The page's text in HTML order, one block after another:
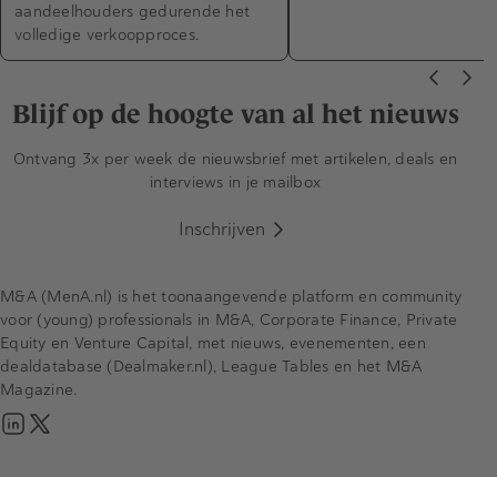
aandeelhouders gedurende het
volledige verkoopproces.
Blijf op de hoogte van al het nieuws
Ontvang 3x per week de nieuwsbrief met artikelen, deals en
interviews in je mailbox
Inschrijven
M&A (MenA.nl) is het toonaangevende platform en community
voor (young) professionals in M&A, Corporate Finance, Private
Equity en Venture Capital, met nieuws, evenementen, een
dealdatabase (Dealmaker.nl), League Tables en het M&A
Magazine.